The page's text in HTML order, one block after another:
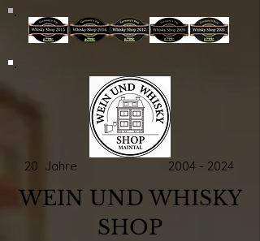
20 Jahre 2004 - 2024
WEIN UND WHISKY
SHOP